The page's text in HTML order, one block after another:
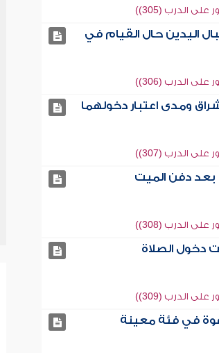
الدرب (305))
اليدين حال القيام في
الدرب (306))
ومدى اعتبار دخولهما
الدرب (307))
بعد دفن الميت
الدرب (308))
دخول الصلاة
الدرب (309))
في فئة معينة